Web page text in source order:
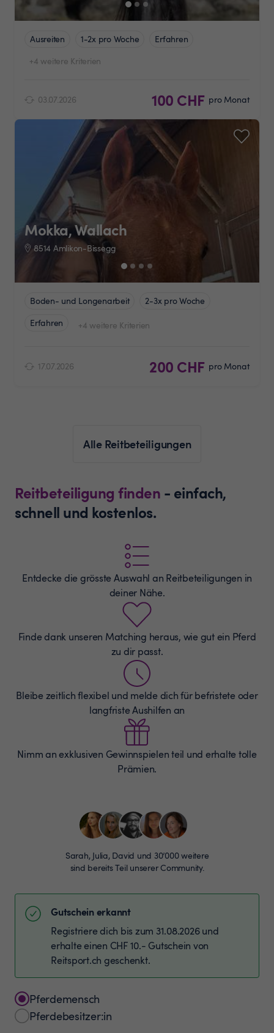
Ausreiten 1-2x pro Woche
Erfahren
+4 weitere Kriterien
03.07.2026 100 CHF pro Monat
Mokka, Wallach
8514 Amlikon-Bissegg
Boden- und Longenarbeit
2-3x pro Woche
Erfahren
+4 weitere Kriterien
17.07.2026 200 CHF pro Monat
Alle Reitbeteiligungen
Reitbeteiligung finden - einfach,
schnell und kostenlos.
Entdecke die grösste Auswahl an Reitbeteiligungen in
deiner Nähe.
Finde dank unseren Matching heraus, wie gut ein Pferd
zu dir passt.
Bleibe zeitlich flexibel und melde dich für befristete oder
langfriste Aushilfen an
Nimm an exklusiven Gewinnspielen teil und erhalte tolle
Prämien.
Sarah, Julia, David und 30’000 weitere
sind bereits Teil unserer Community.
Gutschein erkannt
Registriere dich bis zum 31.08.2026 und
erhalte einen CHF 10.- Gutschein von
Reitsport.ch geschenkt.
Pferdemensch
Pferdebesitzer:in